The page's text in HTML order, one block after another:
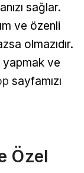
sağlar.
ve özenli
olmazıdır.
yapmak ve
sayfamızı
Özel